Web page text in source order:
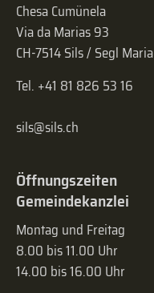
Chesa Cumünela
Via da Marias 93
CH-7514 Sils / Segl Maria
Tel. +41 81 826 53 16
sils@sils.ch
Öffnungszeiten
Gemeindekanzlei
Montag und Freitag
8.00 bis 11.00 Uhr
14.00 bis 16.00 Uhr